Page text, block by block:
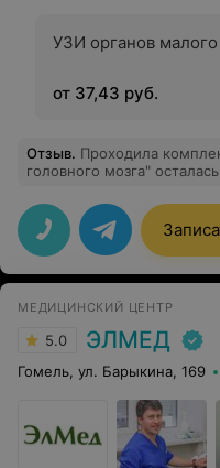
УЗИ органов малого
от 37,43 руб.
Отзыв. Проходила
головного мозга"
МЕДИЦИНСКИЙ ЦЕНТР
5.0 ЭЛМЕД
Гомель, ул. Барыкина, 169